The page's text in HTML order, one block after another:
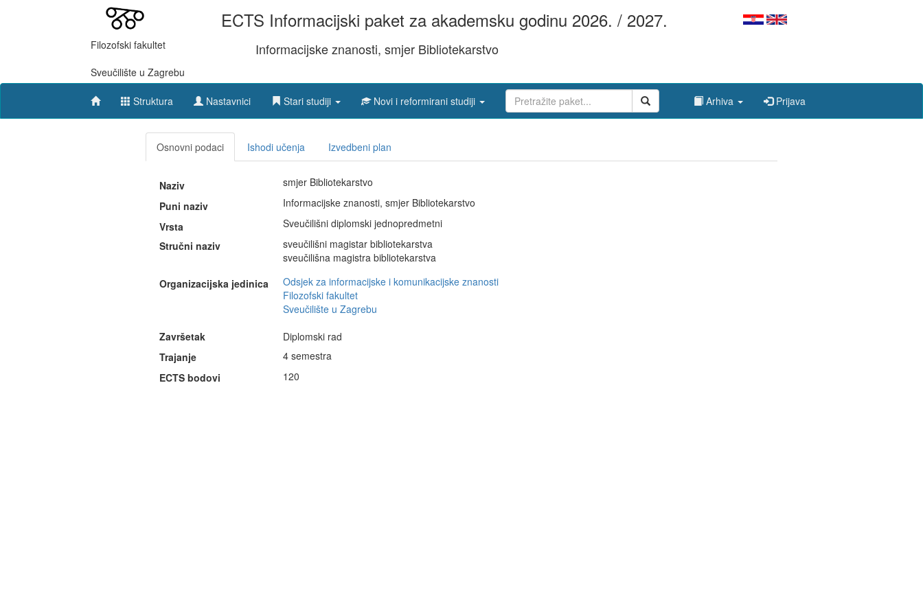
Filozofski fakultet
Sveučilište u Zagrebu
ECTS Informacijski paket za akademsku godinu 2026. / 2027.
Informacijske znanosti, smjer Bibliotekarstvo
Struktura Nastavnici Stari studiji Novi i reformirani studiji Arhiva Prijava
Osnovni podaci Ishodi učenja Izvedbeni plan
Naziv
smjer Bibliotekarstvo
Puni naziv
Informacijske znanosti, smjer Bibliotekarstvo
Vrsta
Sveučilišni diplomski jednopredmetni
Stručni naziv
sveučilišni magistar bibliotekarstva
sveučilišna magistra bibliotekarstva
Organizacijska jedinica
Odsjek za informacijske i komunikacijske znanosti
Filozofski fakultet
Sveučilište u Zagrebu
Završetak
Diplomski rad
Trajanje
4 semestra
ECTS bodovi
120